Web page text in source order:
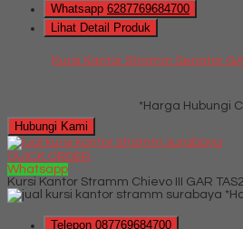
Whatsapp 6287769684700
Lihat Detail Produk
Kursi Kantor Stramm Senator
*Harga Hubungi
Hubungi Kami
QUICK ORDER
Whatsapp
Kursi Kantor Stramm Chievo III GAR
Telepon 087769684700